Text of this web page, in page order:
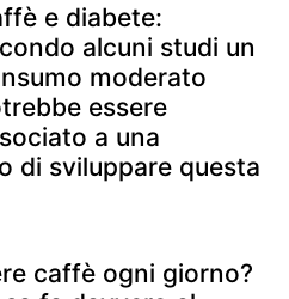
e diabete:
alcuni studi un
moderato
essere
a una
di sviluppare questa
caffè ogni giorno?